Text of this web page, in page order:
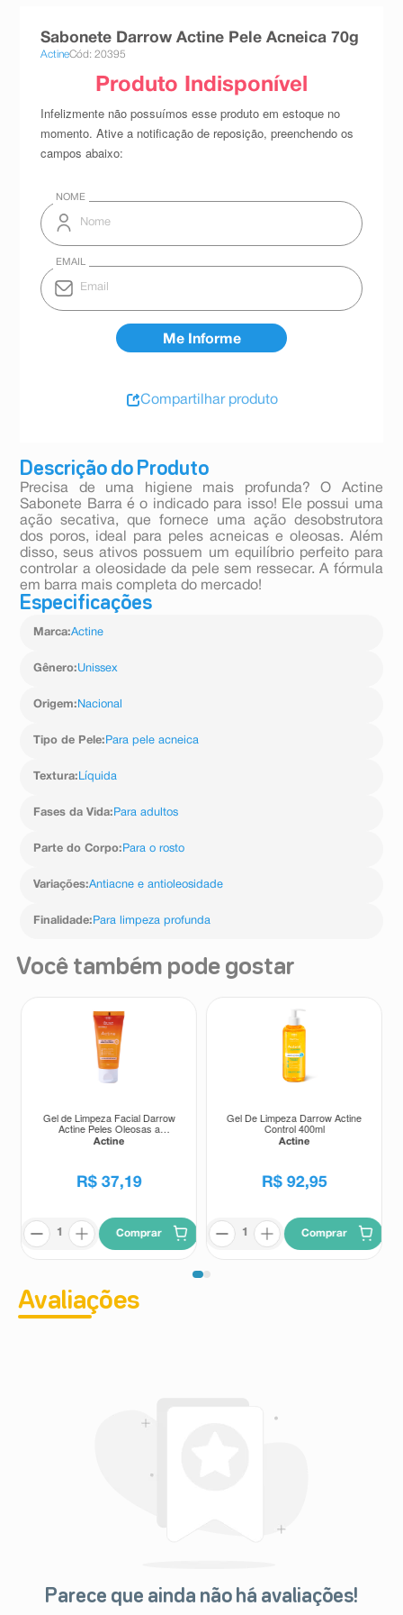
Descrição do Produto
Precisa de uma higiene mais profunda? O Actine
Sabonete Barra é o indicado para isso! Ele possui uma
ação secativa, que fornece uma ação desobstrutora
dos poros, ideal para peles acneicas e oleosas. Além
disso, seus ativos possuem um equilíbrio perfeito para
controlar a oleosidade da pele sem ressecar. A fórmula
em barra mais completa do mercado!
Especificações
Marca:Actine
Gênero:Unissex
Origem: Nacional
Tipo de Pele: Para pele acneica
Textura: Líquida
Fases da Vida: Para adultos
Parte do Corpo: Para o rosto
Variações:Antiacne e antioleosidade
Finalidade: Para limpeza profunda
Sabonete Darrow Actine Pele Acneica 70g
ActineCód: 20395
Compartilhar produto
Você também pode gostar
Gel de Limpeza Facial Darrow
Actine Peles Oleosas a
Acneicas 60g
Actine
R$ 37,19
Comprar
Gel De Limpeza Darrow Actine
Control 400ml
Actine
R$ 92,95
Comprar
Avaliações
Parece que ainda não há avaliações!
esmalte
absorvente